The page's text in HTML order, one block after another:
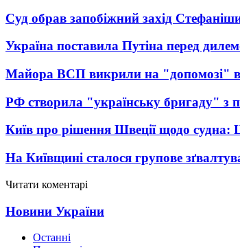
Суд обрав запобіжний захід
Україна поставила Путіна перед
Майора ВСП викрили на "допомозі"
РФ створила "українську бригаду" з
Київ про рішення Швеції щодо судна:
На Київщині сталося групове
Читати коментарі
Новини України
Останні